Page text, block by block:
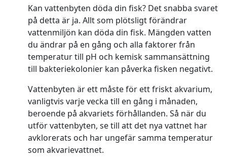
Kan vattenbyten döda din fisk? Det snabba svaret
på detta är ja. Allt som plötsligt förändrar
vattenmiljön kan döda din fisk. Mängden vatten
du ändrar på en gång och alla faktorer från
temperatur till pH och kemisk sammansättning
till bakteriekolonier kan påverka fisken negativt.
Vattenbyten är ett måste för ett friskt akvarium,
vanligtvis varje vecka till en gång i månaden,
beroende på akvariets förhållanden. Så när du
utför vattenbyten, se till att det nya vattnet har
avklorerats och har ungefär samma temperatur
som akvarievattnet.